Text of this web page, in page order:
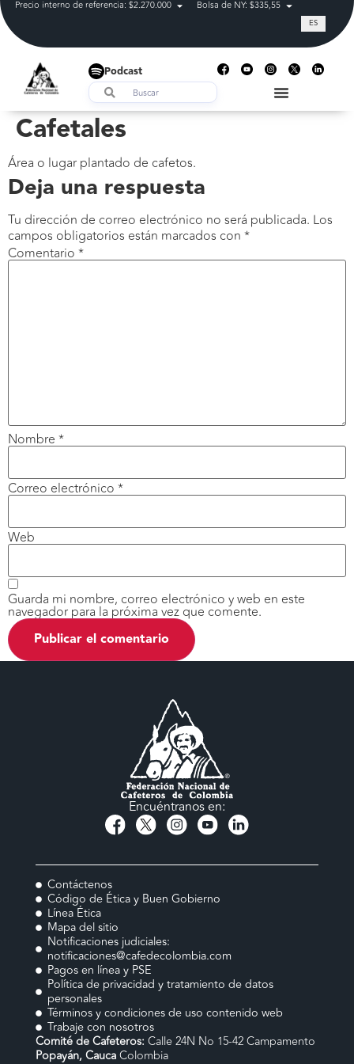
Precio interno de referencia: $2.270.000 Bolsa de NY: $335,55 Tasa de
ES
Podcast
Cafetales
Área o lugar plantado de cafetos.
Deja una respuesta
Tu dirección de correo electrónico no será publicada. Los
campos obligatorios están marcados con *
Comentario *
Nombre *
Correo electrónico *
Web
Guarda mi nombre, correo electrónico y web en este
navegador para la próxima vez que comente.
Encuéntranos en:
Contáctenos
Código de Ética y Buen Gobierno
Línea Ética
Mapa del sitio
Notificaciones judiciales:
notificaciones@cafedecolombia.com
Pagos en línea y PSE
Política de privacidad y tratamiento de datos
personales
Términos y condiciones de uso contenido web
Trabaje con nosotros
Comité de Cafeteros: Calle 24N No 15-42 Campamento
Popayán, CaucaColombia